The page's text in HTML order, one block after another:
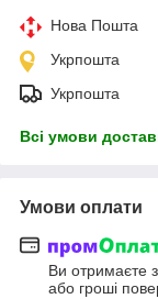
Нова Пошта
Укрпошта
Укрпошта
Всі умови
Умови оплати
Ви отримаєте
або гроші